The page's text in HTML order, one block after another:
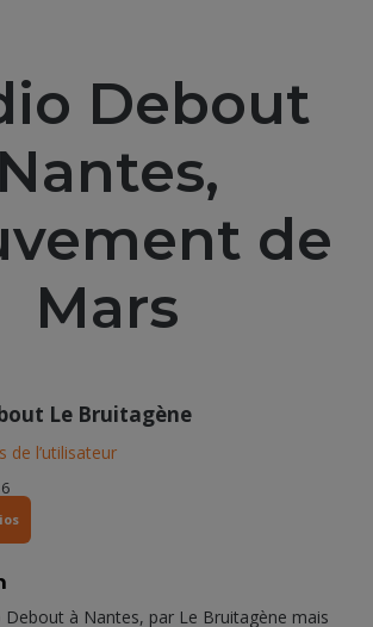
Debout
Nantes,
de
Mars
Le Bruitagène
de l’utilisateur
Debout à Nantes, par Le Bruitagène mais